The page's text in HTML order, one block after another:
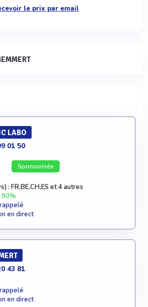
le prix par email
LABO
01 50
Sponsorisée
: FR,BE,CH,ES et 4 autres
90%
en direct
43 81
en direct